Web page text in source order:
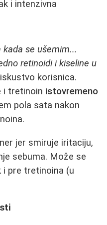
i intenzivna
kada se ušemim...
retinoidi i kiseline u
korisnica.
i tretinoin istovremeno
pola sata nakon
jer smiruje iritaciju,
sebuma. Može se
i pre tretinoina (u